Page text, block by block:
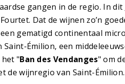
gangen in de regio. In
Dat de wijnen zo’n
gematigd continentaal
Saint-Émilion, een
"Ban des Vendanges" om
de wijnregio van Saint-Émilion.